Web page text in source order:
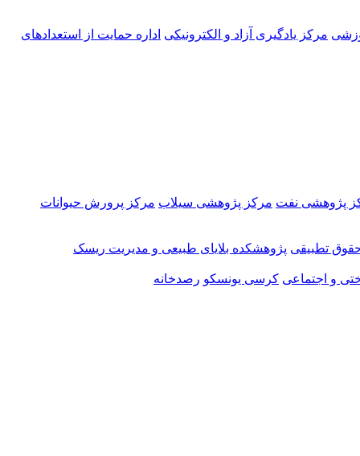
مرکز یادگیری آزاد و الکترونیکی اداره حمایت از استعدادهای
پژوهشی نفت مرکز پژوهشی سیلاب مرکز پرورش حیوانات
تطبیقی پژوهشکده بلایای طبیعی و مدیریت ریسک
و اجتماعی کرسی یونسکو رصدخانه